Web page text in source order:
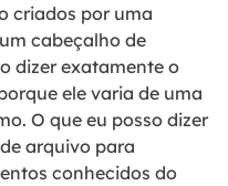
criados por uma
cabeçalho de
dizer exatamente o
ele varia de uma
O que eu posso dizer
arquivo para
conhecidos do